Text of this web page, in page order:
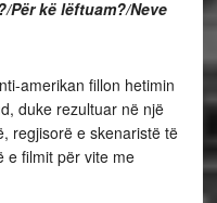
Për kë lëftuam?/Neve
amerikan fillon hetimin
duke rezultuar në një
regjisorë e skenaristë të
e filmit për vite me